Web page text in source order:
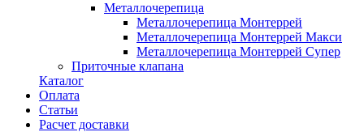
Металлочерепица
Металлочерепица Монтеррей
Металлочерепица Монтеррей Макси
Металлочерепица Монтеррей Супер
Приточные клапана
Каталог
Оплата
Статьи
Расчет доставки